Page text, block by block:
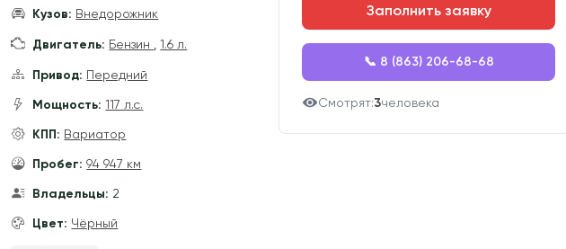
Кузов: Внедорожник
Двигатель: Бензин ,1.6 л.
Привод: Передний
Мощность: 117 л.с.
КПП: Вариатор
Пробег: 94 947 км
Владельцы: 2
Цвет: Чёрный
Заполнить заявку
📞 8 (863) 206-68-68
Смотрят:3человека